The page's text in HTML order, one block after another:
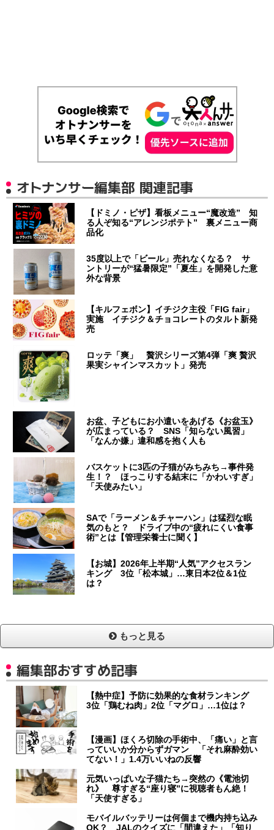
オトナンサー編集部 関連記事
【ドミノ・ピザ】看板メニュー“魔改造” 知
る人ぞ知る“アレンジポテト” 裏メニュー商
品化
35度以上で「ビール」売れなくなる？ サ
ントリーが“猛暑限定”「夏生」を開発した意
外な背景
【キルフェボン】イチジク主役「FIG fair」
実施 イチジク＆チョコレートのタルト新発
売
ロッテ「爽」 贅沢シリーズ第4弾「爽 贅沢
果実シャインマスカット」発売
お盆、子どもにお小遣いをあげる《お盆玉》
が広まっている？ SNS「知らない風習」
「なんか嫌」違和感を抱く人も
バスケットに3匹の子猫がみちみち→事件発
生！？ ほっこりする結末に「かわいすぎ」
「天使みたい」
SAで「ラーメン＆チャーハン」は猛烈な眠
気のもと？ ドライブ中の“疲れにくい食事
術”とは【管理栄養士に聞く】
【お城】2026年上半期“人気”アクセスラン
キング 3位「松本城」…東日本2位＆1位
は？
もっと見る
編集部おすすめ記事
【熱中症】予防に効果的な食材ランキング
3位「鶏むね肉」2位「マグロ」…1位は？
【漫画】ほくろ切除の手術中、「痛い」と言
っていいか分からずガマン 「それ麻酔効い
てない！」1.4万いいねの反響
元気いっぱいな子猫たち→突然の《電池切
れ》 尊すぎる“座り寝”に視聴者もん絶！
「天使すぎる」
モバイルバッテリーは何個まで機内持ち込み
OK？ JALのクイズに「間違えた」「知り